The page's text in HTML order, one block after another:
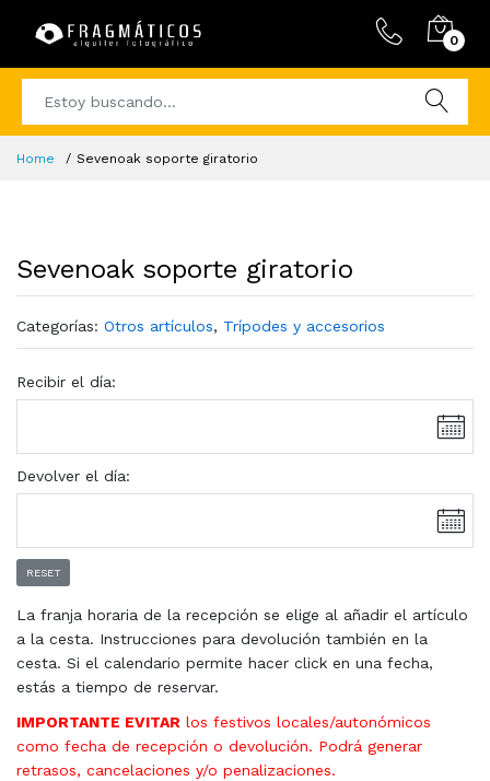
0
Home Sevenoak soporte giratorio
Sevenoak soporte giratorio
Categorías: Otros artículos, Trípodes y accesorios
Recibir el día:
Devolver el día:
RESET
La franja horaria de la recepción se elige al añadir el artículo
a la cesta. Instrucciones para devolución también en la
cesta. Si el calendario permite hacer click en una fecha,
estás a tiempo de reservar.
IMPORTANTE EVITAR los festivos locales/autonómicos
como fecha de recepción o devolución. Podrá generar
retrasos, cancelaciones y/o penalizaciones.